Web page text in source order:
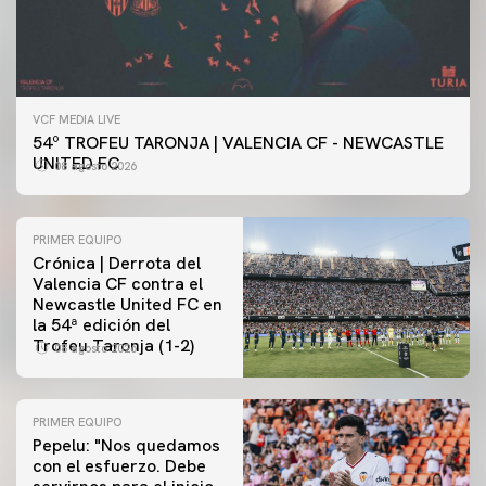
VCF MEDIA LIVE
54º TROFEU TARONJA | VALENCIA CF - NEWCASTLE
UNITED FC
08 agosto 2026
PRIMER EQUIPO
Crónica | Derrota del
Valencia CF contra el
Newcastle United FC en
la 54ª edición del
Trofeu Taronja (1-2)
08 agosto 2026
PRIMER EQUIPO
Pepelu: "Nos quedamos
con el esfuerzo. Debe